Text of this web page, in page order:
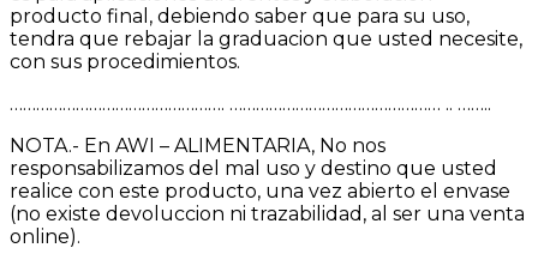
producto final, debiendo saber que para su uso,
tendra que rebajar la graduacion que usted necesite,
con sus procedimientos.
…………………………………………. ………………………………………… .. ……..
NOTA.- En AWI – ALIMENTARIA, No nos
responsabilizamos del mal uso y destino que usted
realice con este producto, una vez abierto el envase
(no existe devoluccion ni trazabilidad, al ser una venta
online).